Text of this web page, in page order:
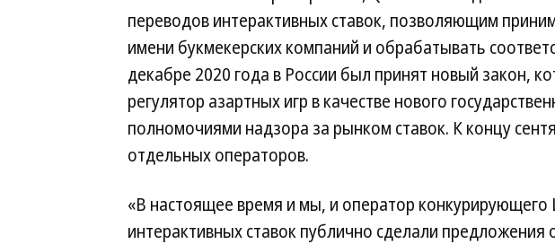
переводов интерактивных ставок, позволяющим
имени букмекерских компаний и обрабатывать
декабре 2020 года в России был принят новый закон,
регулятор азартных игр в качестве нового
полномочиями надзора за рынком ставок. К концу
отдельных операторов.
«В настоящее время и мы, и оператор конкурирующего
интерактивных ставок публично сделали предложения